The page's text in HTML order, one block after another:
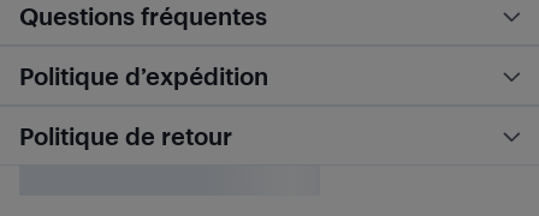
Questions fréquentes
Politique d’expédition
Politique de retour